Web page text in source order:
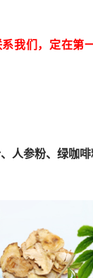
我们，定在第
人参粉、绿咖